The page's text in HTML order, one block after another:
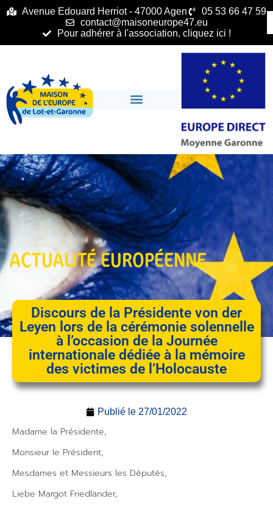
principalAvenue Edouard Herriot - 47000 Agen
05 53 66 47 59
contact@maisoneurope47.eu
Pour adhérer à l'association, cliquez ici !
ACTUALITÉ EUROPÉENNE
Discours de la Présidente von der
Leyen lors de la cérémonie solennelle
à l’occasion de la Journée
internationale dédiée à la mémoire
des victimes de l’Holocauste
Publié le 27/01/2022
Madame la Présidente,
Monsieur le Président,
Mesdames et Messieurs les Députés,
Liebe Margot Friedländer,